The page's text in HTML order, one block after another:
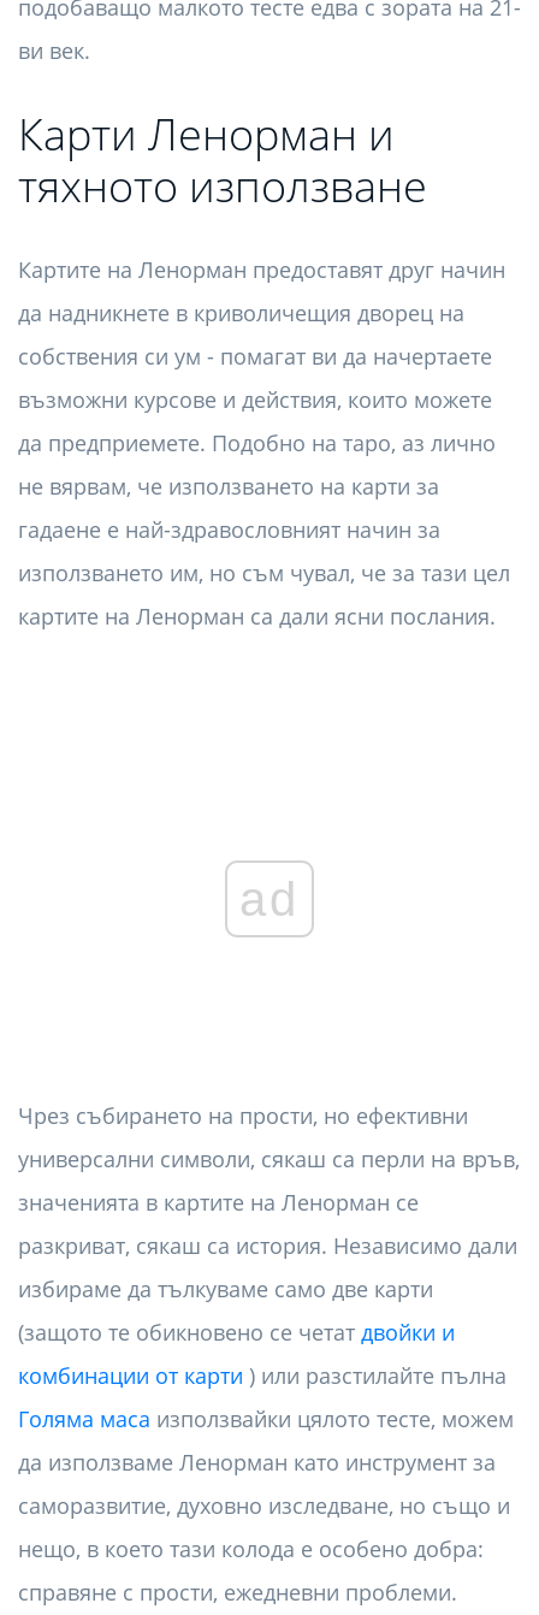
подобаващо малкото тесте едва с зората на 21-
ви век.
Карти Ленорман и
тяхното използване
Картите на Ленорман предоставят друг начин
да надникнете в криволичещия дворец на
собствения си ум - помагат ви да начертаете
възможни курсове и действия, които можете
да предприемете. Подобно на таро, аз лично
не вярвам, че използването на карти за
гадаене е най-здравословният начин за
използването им, но съм чувал, че за тази цел
картите на Ленорман са дали ясни послания.
ad
Чрез събирането на прости, но ефективни
универсални символи, сякаш са перли на връв,
значенията в картите на Ленорман се
разкриват, сякаш са история. Независимо дали
избираме да тълкуваме само две карти
(защото те обикновено се четат двойки и
комбинации от карти ) или разстилайте пълна
Голяма маса използвайки цялото тесте, можем
да използваме Ленорман като инструмент за
саморазвитие, духовно изследване, но също и
нещо, в което тази колода е особено добра:
справяне с прости, ежедневни проблеми.